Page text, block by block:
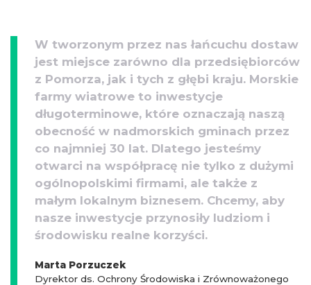
W tworzonym przez nas łańcuchu dostaw
jest miejsce zarówno dla przedsiębiorców
z Pomorza, jak i tych z głębi kraju. Morskie
farmy wiatrowe to inwestycje
długoterminowe, które oznaczają naszą
obecność w nadmorskich gminach przez
co najmniej 30 lat. Dlatego jesteśmy
otwarci na współpracę nie tylko z dużymi
ogólnopolskimi firmami, ale także z
małym lokalnym biznesem. Chcemy, aby
nasze inwestycje przynosiły ludziom i
środowisku realne korzyści.
Marta Porzuczek
Dyrektor ds. Ochrony Środowiska i Zrównoważonego